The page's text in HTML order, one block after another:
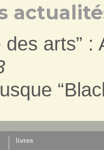
des arts”
livres